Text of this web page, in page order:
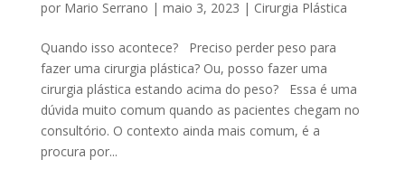
por Mario Serrano | maio 3, 2023 | Cirurgia Plástica
Quando isso acontece? Preciso perder peso para
fazer uma cirurgia plástica? Ou, posso fazer uma
cirurgia plástica estando acima do peso? Essa é uma
dúvida muito comum quando as pacientes chegam no
consultório. O contexto ainda mais comum, é a
procura por...